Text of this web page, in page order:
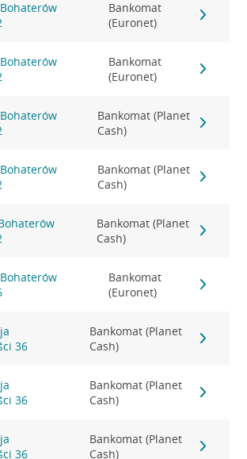
Bankomat
(Euronet)
Bankomat
(Euronet)
Bankomat (Planet
Cash)
Bankomat (Planet
Cash)
Bankomat (Planet
Cash)
Bankomat
(Euronet)
36
Bankomat (Planet
Cash)
36
Bankomat (Planet
Cash)
36
Bankomat (Planet
Cash)